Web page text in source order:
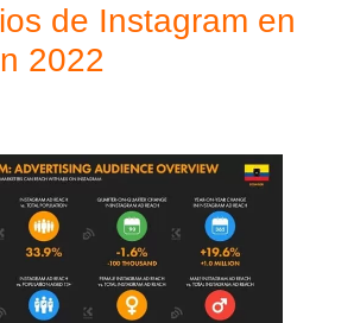
de Instagram en
2022